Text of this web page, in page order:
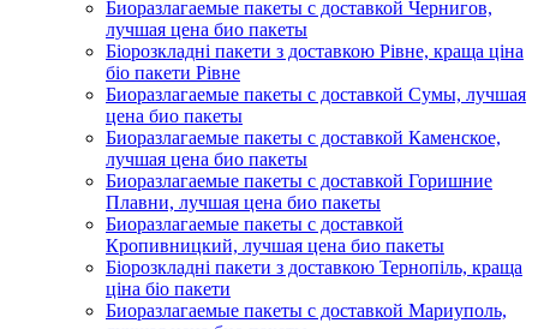
Биоразлагаемые пакеты с доставкой Чернигов,
лучшая цена био пакеты
Біорозкладні пакети з доставкою Рівне, краща ціна
біо пакети Рівне
Биоразлагаемые пакеты с доставкой Сумы, лучшая
цена био пакеты
Биоразлагаемые пакеты с доставкой Каменское,
лучшая цена био пакеты
Биоразлагаемые пакеты с доставкой Горишние
Плавни, лучшая цена био пакеты
Биоразлагаемые пакеты с доставкой
Кропивницкий, лучшая цена био пакеты
Біорозкладні пакети з доставкою Тернопіль, краща
ціна біо пакети
Биоразлагаемые пакеты с доставкой Мариуполь,